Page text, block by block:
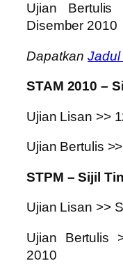
Ujian
Disember 2010
DapatkanJadul
STAM 2010 –
Ujian Lisan >>
Ujian Bertulis
STPM – Sijil
Ujian Lisan >>
Ujian Bertulis
2010